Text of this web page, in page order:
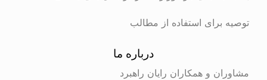
توصیه برای استفاده از مطالب
درباره ما
مشاوران و همکاران رایان راهبرد